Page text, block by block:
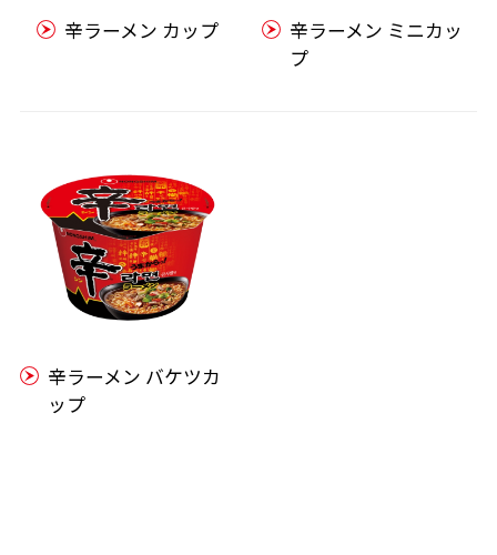
辛ラーメン カップ
辛ラーメン ミニカッ
プ
辛ラーメン バケツカ
ップ